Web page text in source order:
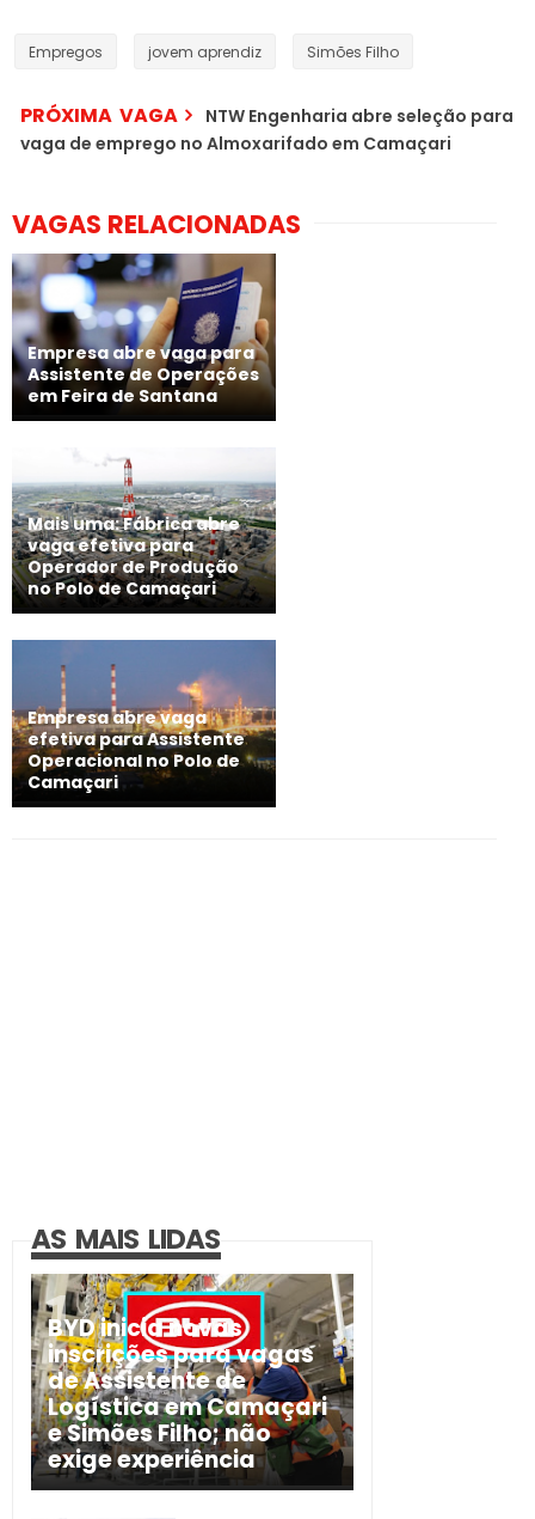
Empregos jovem aprendiz Simões Filho
PRÓXIMA VAGA
NTW Engenharia abre seleção para
vaga de emprego no Almoxarifado em Camaçari
VAGAS RELACIONADAS
Empresa abre vaga para
Assistente de Operações
em Feira de Santana
Mais uma: Fábrica abre
vaga efetiva para
Operador de Produção
no Polo de Camaçari
Empresa abre vaga
efetiva para Assistente
Operacional no Polo de
Camaçari
AS MAIS LIDAS
BYD inicia novas
inscrições para vagas
de Assistente de
Logística em Camaçari
e Simões Filho; não
exige experiência